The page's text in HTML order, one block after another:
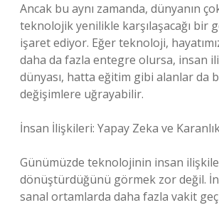
Ancak bu aynı zamanda, dünyanın
teknolojik yenilikle karşılaşacağı bir
işaret ediyor. Eğer teknoloji,
daha da fazla entegre olursa, insan
dünyası, hatta eğitim gibi alanlar da
değişimlere uğrayabilir.
İnsan İlişkileri: Yapay Zeka ve
Günümüzde teknolojinin insan
dönüştürdüğünü görmek zor değil.
sanal ortamlarda daha fazla vakit